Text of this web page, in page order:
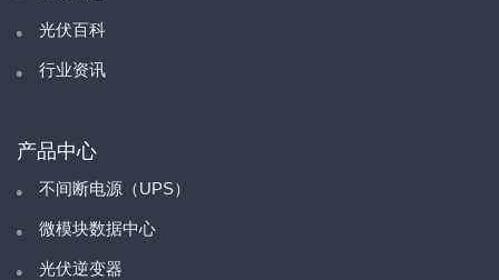
光伏百科
行业资讯
产品中心
不间断电源（UPS）
微模块数据中心
光伏逆变器